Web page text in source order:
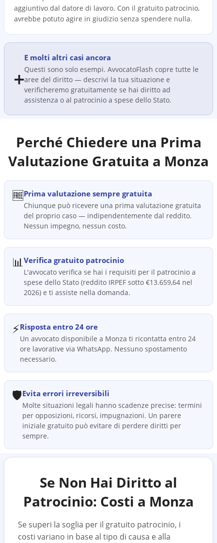
aggiuntivo dal datore di lavoro. Con il gratuito patrocinio,
avrebbe potuto agire in giudizio senza spendere nulla.
➕
E molti altri casi ancora
Questi sono solo esempi. AvvocatoFlash copre tutte le
aree del diritto — descrivi la tua situazione e
verificheremo gratuitamente se hai diritto ad
assistenza o al patrocinio a spese dello Stato.
Perché Chiedere una Prima
Valutazione Gratuita a Monza
🆓Prima valutazione sempre gratuita
Chiunque può ricevere una prima valutazione gratuita
del proprio caso — indipendentemente dal reddito.
Nessun impegno, nessun costo.
📊Verifica gratuito patrocinio
L'avvocato verifica se hai i requisiti per il patrocinio a
spese dello Stato (reddito IRPEF sotto €13.659,64 nel
2026) e ti assiste nella domanda.
⚡Risposta entro 24 ore
Un avvocato disponibile a Monza ti ricontatta entro 24
ore lavorative via WhatsApp. Nessuno spostamento
necessario.
🛡️Evita errori irreversibili
Molte situazioni legali hanno scadenze precise: termini
per opposizioni, ricorsi, impugnazioni. Un parere
iniziale gratuito può evitare di perdere diritti per
sempre.
Se Non Hai Diritto al
Patrocinio: Costi a Monza
Se superi la soglia per il gratuito patrocinio, i
costi variano in base al tipo di causa e alla